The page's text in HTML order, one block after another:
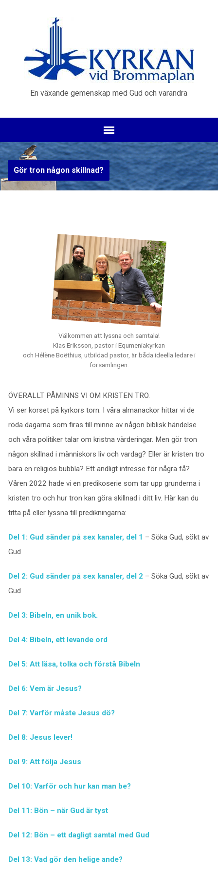
En växande gemenskap med Gud och varandra
Gör tron någon skillnad?
Välkommen att lyssna och samtala!
Klas Eriksson, pastor i Equmeniakyrkan
och Hélène Boëthius, utbildad pastor, är båda ideella ledare i
församlingen.
ÖVERALLT PÅMINNS VI OM KRISTEN TRO.
Vi ser korset på kyrkors torn. I våra almanackor hittar vi de
röda dagarna som firas till minne av någon biblisk händelse
och våra politiker talar om kristna värderingar. Men gör tron
någon skillnad i människors liv och vardag? Eller är kristen tro
bara en religiös bubbla? Ett andligt intresse för några få?
Våren 2022 hade vi en predikoserie som tar upp grunderna i
kristen tro och hur tron kan göra skillnad i ditt liv. Här kan du
titta på eller lyssna till predikningarna:
Del 1: Gud sänder på sex kanaler, del 1 – Söka Gud, sökt av
Gud
Del 2: Gud sänder på sex kanaler, del 2 – Söka Gud, sökt av
Gud
Del 3: Bibeln, en unik bok.
Del 4: Bibeln, ett levande ord
Del 5: Att läsa, tolka och förstå Bibeln
Del 6: Vem är Jesus?
Del 7: Varför måste Jesus dö?
Del 8: Jesus lever!
Del 9: Att följa Jesus
Del 10: Varför och hur kan man be?
Del 11: Bön – när Gud är tyst
Del 12: Bön – ett dagligt samtal med Gud
Del 13: Vad gör den helige ande?